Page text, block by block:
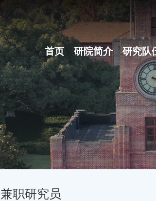
首页 研院简介
研院概况
组织体系
现任领导
行政机构
研究队
博
兼职研究员